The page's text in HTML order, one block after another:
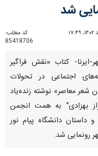
شد
کد مطلب:
85418706
ایرنا- کتاب «نقش فراگیر
اجتماعی در تحولات
شعر معاصر» نوشته زنده‌یاد
بهزادی" به همت انجمن
داستان دانشگاه پیام نور
رونمایی شد.